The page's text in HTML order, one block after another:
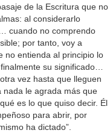
de la Escritura que no
al considerarlo
cuando no comprendo
por tanto, voy a
no entienda al principio lo
su significado…
vez hasta que lleguen
le agrada más que
es lo que quiso decir. Él
para abrir, por
ha dictado”.